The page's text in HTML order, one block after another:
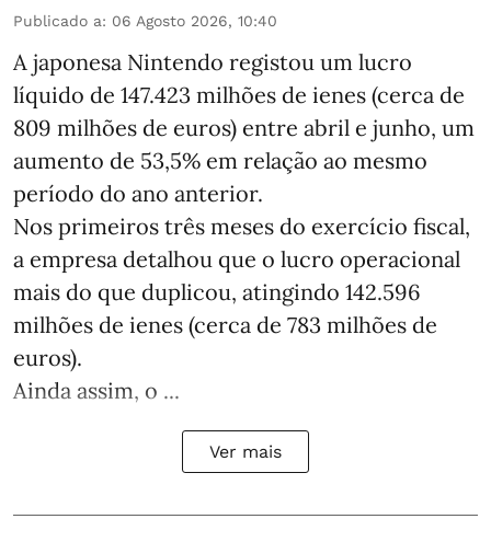
Publicado a: 06 Agosto 2026, 10:40
A japonesa Nintendo registou um lucro
líquido de 147.423 milhões de ienes (cerca de
809 milhões de euros) entre abril e junho, um
aumento de 53,5% em relação ao mesmo
período do ano anterior.
Nos primeiros três meses do exercício fiscal,
a empresa detalhou que o lucro operacional
mais do que duplicou, atingindo 142.596
milhões de ienes (cerca de 783 milhões de
euros).
Ainda assim, o ...
Ver mais